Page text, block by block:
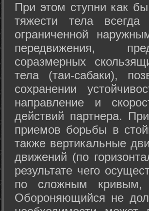
При этом ступни как
тяжести тела
ограниченной
передвижения,
соразмерных
тела (таи-сабаки),
сохранении
направление и
действий партнера.
приемов борьбы в
также вертикальные
движений (по
результате чего
по сложным кривым,
Обороняющийся не